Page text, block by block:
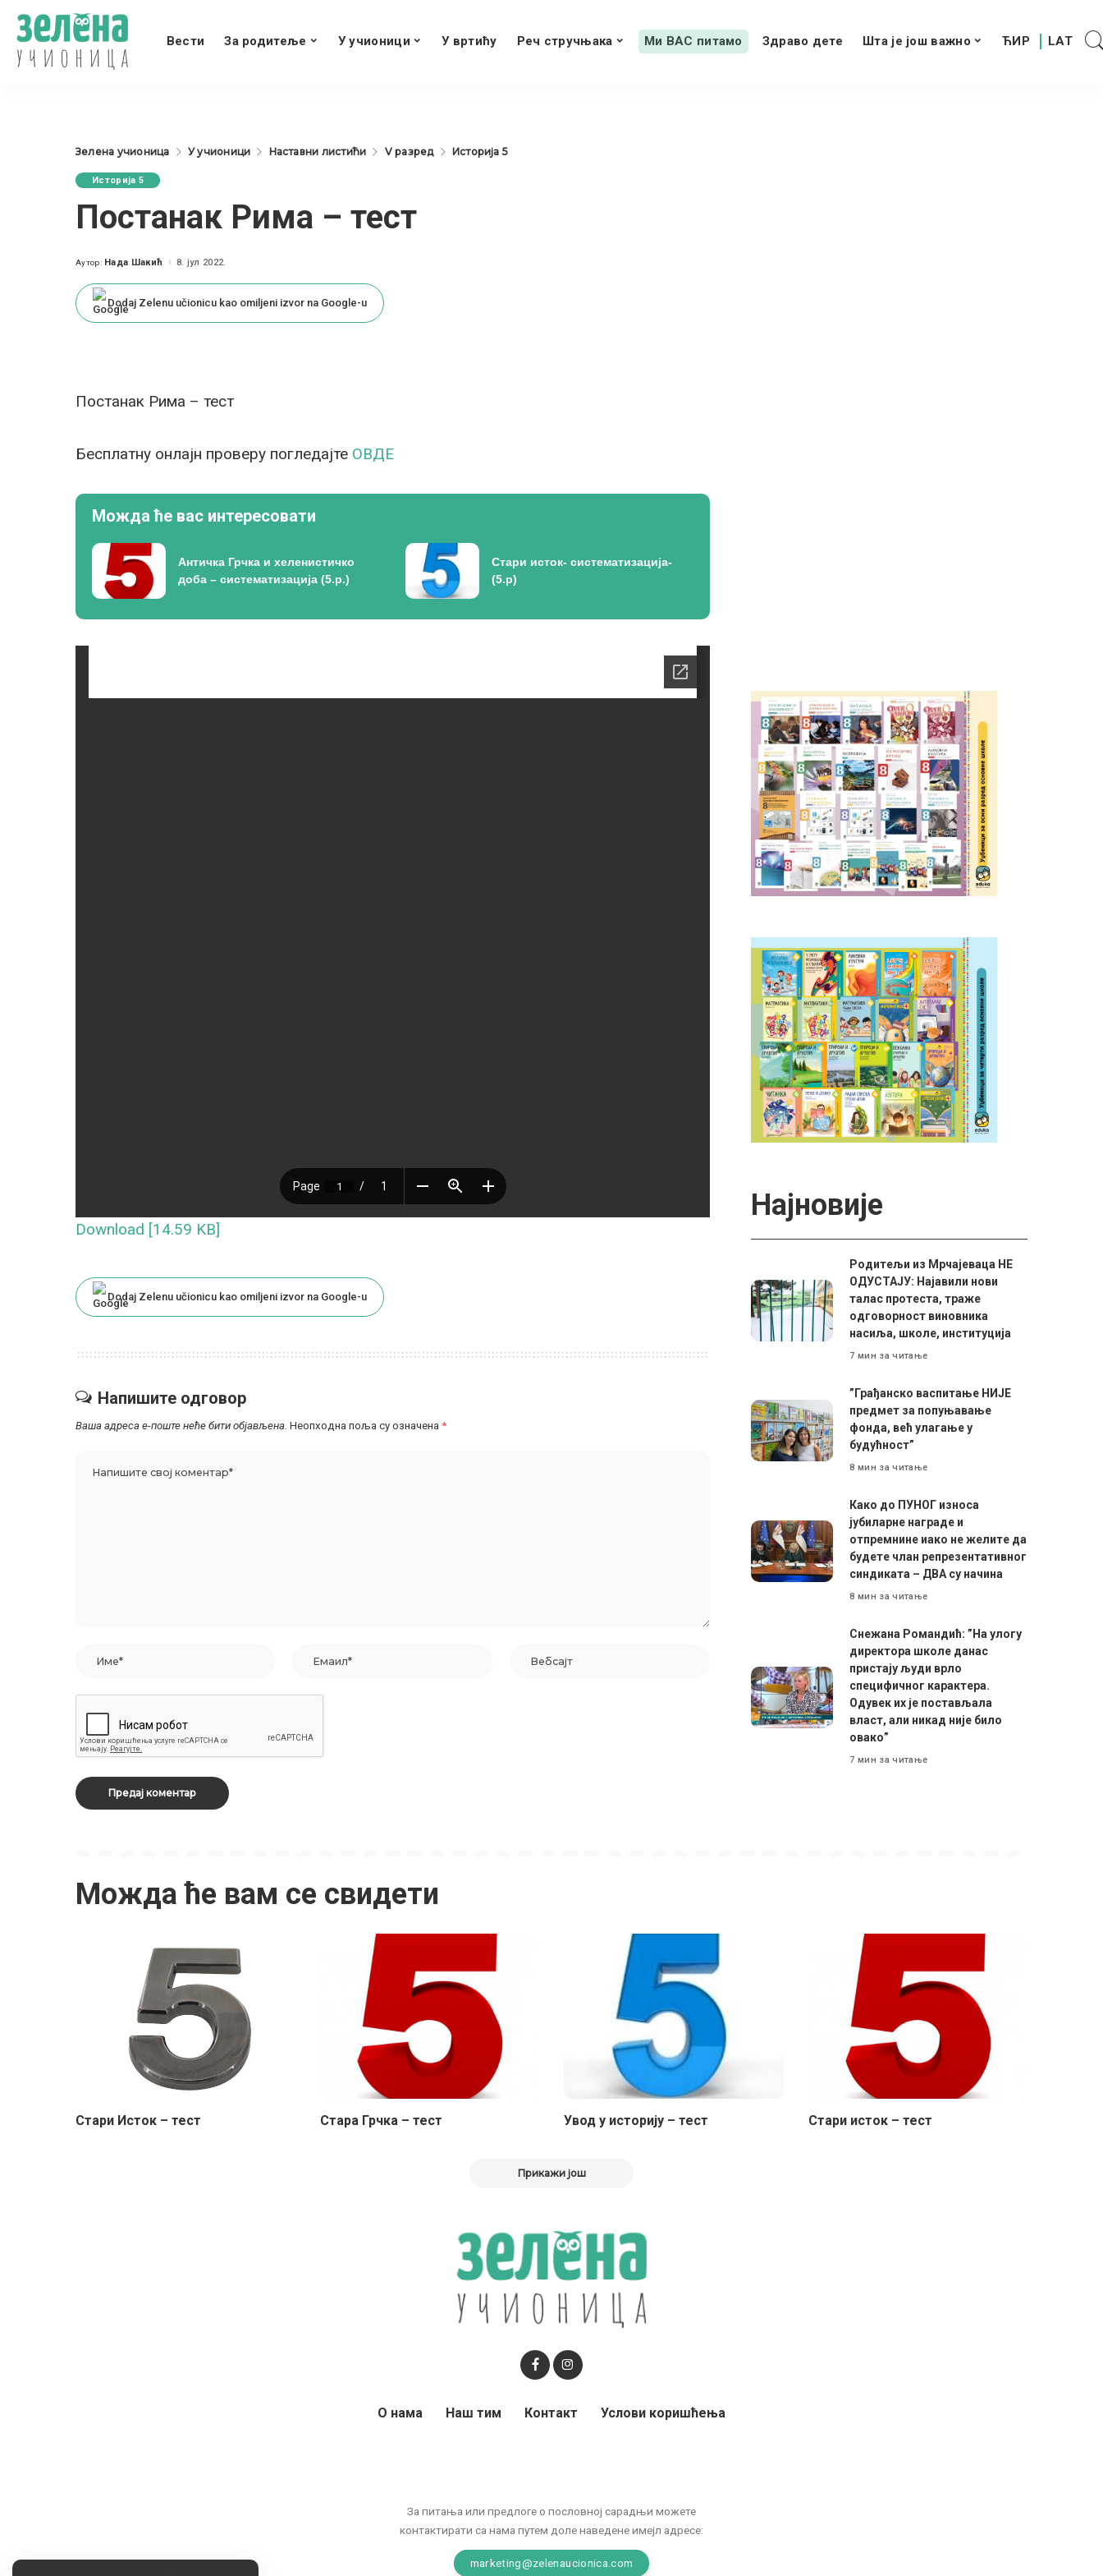
Вести За родитеље У учионици У вртићу Реч стручњака Ми ВАС питамо Здраво дете Шта је још важно
Зелена учионица У учионици Наставни листићи V разред Историја 5
Историја 5
Постанак Рима – тест
Posted
Аутор: Нада Шакић 8. јул 2022.
Dodaj Zelenu učionicu kao omiljeni izvor na Google-u
Постанак Рима – тест
Бесплатну онлајн проверу погледајте ОВДЕ
Можда ће вас интересовати
Античка Грчка и хеленистичко
доба – систематизација (5.р.)
Стари исток- систематизација-
(5.р)
Download [14.59 KB]
Dodaj Zelenu učionicu kao omiljeni izvor na Google-u
Напишите одговор
Ваша адреса е-поште неће бити објављена. Неопходна поља су означена *
Најновије
Родитељи из Мрчајеваца НЕ
ОДУСТАЈУ: Најавили нови
талас протеста, траже
одговорност виновника
насиља, школе, институција
7 мин за читање
”Грађанско васпитање НИЈЕ
предмет за попуњавање
фонда, већ улагање у
будућност”
8 мин за читање
Како до ПУНОГ износа
јубиларне награде и
отпремнине иако не желите да
будете члан репрезентативног
синдиката – ДВА су начина
8 мин за читање
Снежана Романдић: ”На улогу
директора школе данас
пристају људи врло
специфичног карактера.
Одувек их је постављала
власт, али никад није било
овако”
7 мин за читање
Можда ће вам се свидети
Стари Исток – тест Стара Грчка – тест Увод у историју – тест Стари исток – тест
Прикажи још
За питања или предлоге о пословној сарадњи можете
контактирати са нама путем доле наведене имејл адресе:
marketing@zelenaucionica.com
О нама Наш тим Контакт Услови коришћења